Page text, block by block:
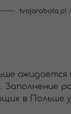
tvojarabota.pl /
Заполнение
в Польше